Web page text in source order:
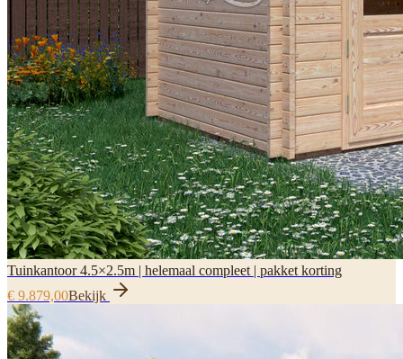
Tuinkantoor 4.5×2.5m | helemaal compleet | pakket korting
€ 9.879,00Bekijk